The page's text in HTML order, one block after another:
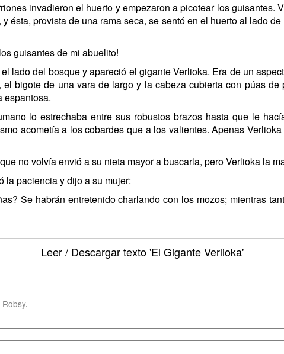
invadieron el huerto y empezaron a picotear los guisantes.
ésta, provista de una rama seca, se sentó en el huerto al lado
guisantes de mi abuelito!
lado del bosque y apareció el gigante Verlioka. Era de un
bigote de una vara de largo y la cabeza cubierta con púas
espantosa.
lo estrechaba entre sus robustos brazos hasta que le
acometía a los cobardes que a los valientes. Apenas
no volvía envió a su nieta mayor a buscarla, pero Verlioka la
la paciencia y dijo a su mujer:
Se habrán entretenido charlando con los mozos; mientras
Leer / Descargar texto'El Gigante Verlioka'
Robsy.